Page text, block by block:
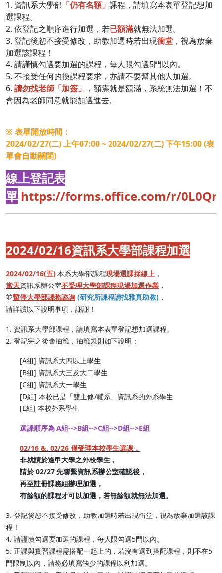
1. 資訊系大學部 「仍有名額」 課程，請填寫本表單登記想加
選課程。
2. 依登記之順序進行加選，若已額滿就無法加選。
3. 登記後恕不接受修改，助教加選時若出現衝堂 ，視為放棄
加選該課程！
4. 請謹慎勾選要加選的課程，每人限勾選5門以內。
5. 不接受任何的換課程要求，亦請不要幫其他人加選。
6. 請勿找老師「加簽」
，額滿就是額滿，系統無法加選！不
會因為老師同意就能加選進去。
※ 表單開放時間：
2024/02/27(二) 上午07:00 ~ 2024/02/27(二) 下午15:00 (表
單會自動關閉)
線上登記表
單 https://forms.office.com/r/
2024/02/16資訊系大學部課程加選
2024/02/16(五) 本系大學部課程現場選課採線上 ，
當天資訊系辦公室不受理大學部課程現場加選作業 ，
並暫停大學部課務諮詢 (研究所課程請找雅真助教) ，
請詳讀以下說明事項，謝謝！
1. 資訊系大學部課程，請填寫本表單登記想加選課程。
2. 登記完之後會抽籤，抽籤規則如下說明：
[A組] 資訊系大四以上學生
[B組] 資訊系大三及大二學生
[C組] 資訊系大一學生
[D組] 本校已是「雙主修/輔系」資訊系的外系學生
[E組] 本校外系學生
選課順序為 A組-->B組-->C組-->D組-->E組
02/16 &. 02/26 僅受理本校學生選課，
非就讀於逢甲大學之外校學生，
請於 02/27 先聯繫資訊系辦公室確認後，
再至註冊課務組辦理加選，
有餘額的課程才可以加選，若無餘額就無法加選。
3. 登記後恕不接受修改，助教加選時若出現衝堂，視為放棄加選該課
程！
4. 請謹慎勾選要加選的課程，每人限勾選5門以內。
5. 正課與實習課程需搭配一起上的，若沒有選到搭配課程，則不在5
門限制以內，請務必填寫缺少的課程以利加選。